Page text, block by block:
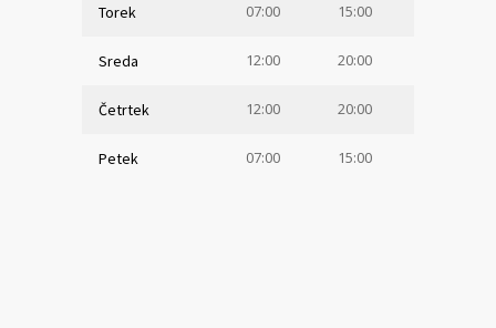
Torek 07:00 15:00
Sreda 12:00 20:00
Četrtek 12:00 20:00
Petek 07:00 15:00